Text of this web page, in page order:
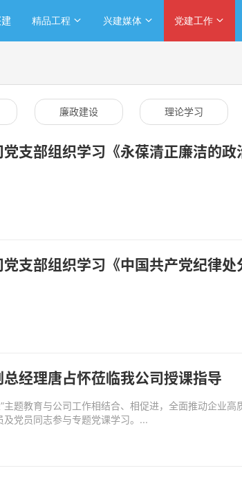
精品工程 兴建媒体 党建工作
廉政建设 理论学习
支部组织学习《永葆清正廉洁的政
党支部组织学习《中国共产党纪律
经理唐占怀莅临我公司授课指导
主题教育与公司工作相结合、相促进，全面推动企业
党员同志参与专题党课学习。...